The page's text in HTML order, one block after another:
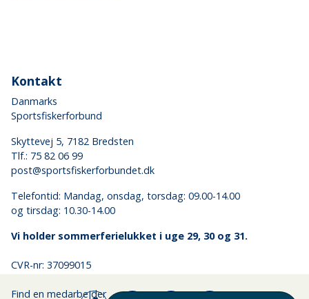
Kontakt
Danmarks
Sportsfiskerforbund
Skyttevej 5, 7182 Bredsten
Tlf.: 75 82 06 99
post@sportsfiskerforbundet.dk
Telefontid: Mandag, onsdag, torsdag: 09.00-14.00
og tirsdag: 10.30-14.00
Vi holder sommerferielukket i uge 29, 30 og 31.
CVR-nr: 37099015
Find en medarbejder